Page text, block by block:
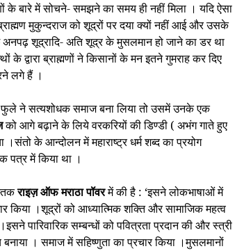
के बारे में सोचने- समझने का समय ही नहीं मिला । यदि ऐसा
मुकुन्दराज को शूद्रों पर दया क्यों नहीं आई और उसके
शूद्रादि- अति शूद्र के मुसलमान हो जाने का डर था
द्वारा ब्राह्मणों ने किसानों के मन इतने गुमराह कर दिए
लगे हैं ।
ने सत्यशोधक समाज बना लिया तो उसमें उनके एक
को आगे बढ़ाने के लिये वरकरियों की डिण्डी ( अभंग गाते हुए
के आन्दोलन में महाराष्ट्र धर्म शब्द का प्रयोग
पत्र में किया था ।
राइज़ ऑफ मराठा पॉवरमें की है : ‘इसने लोकभाषाओं में
किया ।शूद्रों को आध्यात्मिक शक्ति और सामाजिक महत्व
पारिवारिक सम्बन्धों को पवित्रता प्रदान की और स्त्री
बनाया । समाज में सहिष्णुता का प्रचार किया ।मुसलमानों